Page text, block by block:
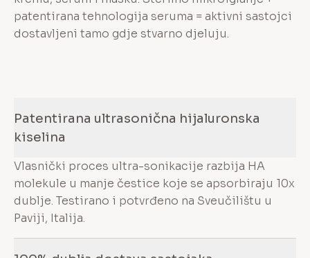
patentirana tehnologija seruma = aktivni sastojci
dostavljeni tamo gdje stvarno djeluju.
Patentirana ultrasonična hijaluronska
kiselina
Vlasnički proces ultra-sonikacije razbija HA
molekule u manje čestice koje se apsorbiraju 10x
dublje. Testirano i potvrđeno na Sveučilištu u
Paviji, Italija.